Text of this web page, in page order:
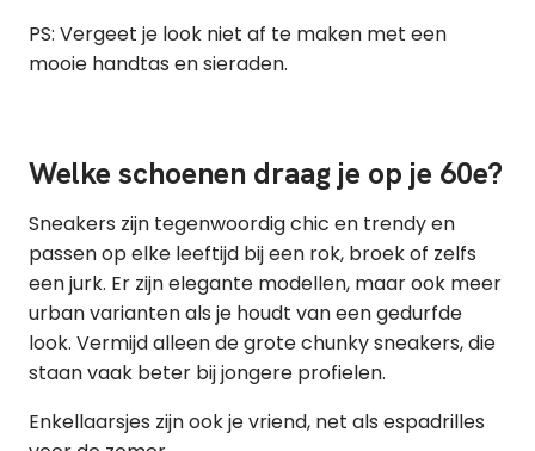
PS: Vergeet je look niet af te maken met een
mooie handtas en sieraden.
Welke schoenen draag je op je 60e?
Sneakers zijn tegenwoordig chic en trendy en
passen op elke leeftijd bij een rok, broek of zelfs
een jurk. Er zijn elegante modellen, maar ook meer
urban varianten als je houdt van een gedurfde
look. Vermijd alleen de grote chunky sneakers, die
staan vaak beter bij jongere profielen.
Enkellaarsjes zijn ook je vriend, net als espadrilles